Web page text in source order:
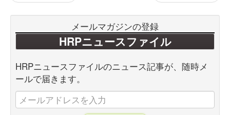
メールマガジンの登録
HRPニュースファイル
HRPニュースファイルのニュース記事が、随時メ
ールで届きます。